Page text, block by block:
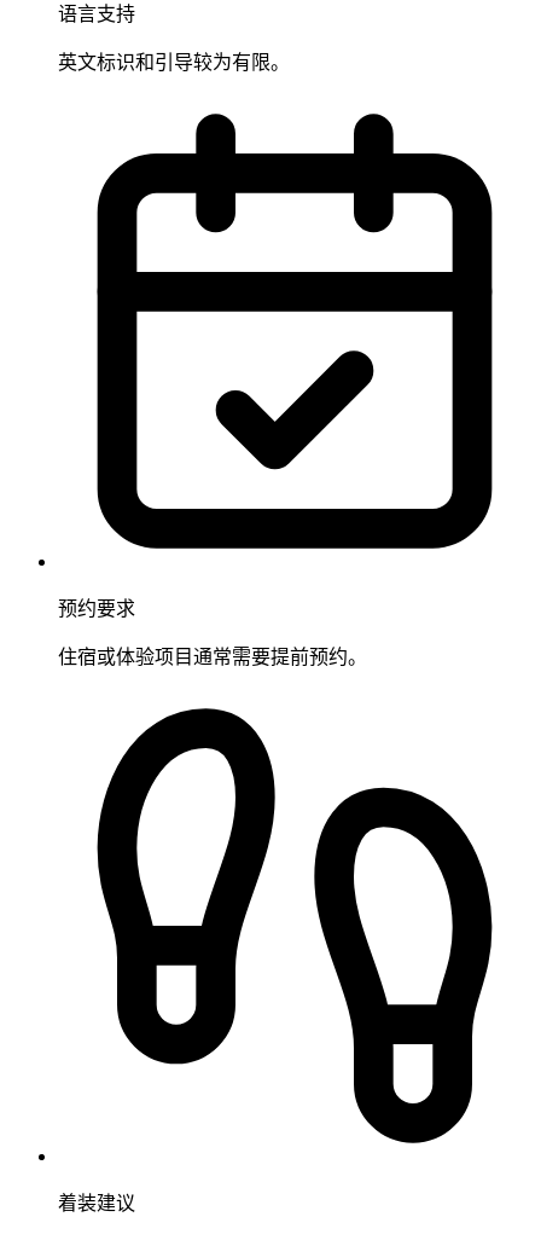
语言支持
英文标识和引导较为有限。
预约要求
住宿或体验项目通常需要提前预约。
着装建议